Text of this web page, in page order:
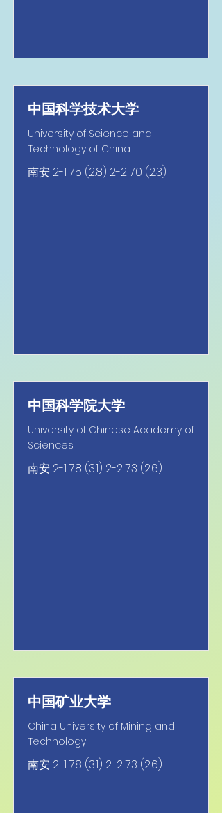
中国科学技术大学
University of Science and
Technology of China
南安2-1 75 (2.8) 2-2 70 (2.3)
中国科学院大学
University of Chinese Academy of
Sciences
南安2-1 78 (3.1) 2-2 73 (2.6)
中国矿业大学
China University of Mining and
Technology
南安2-1 78 (3.1) 2-2 73 (2.6)